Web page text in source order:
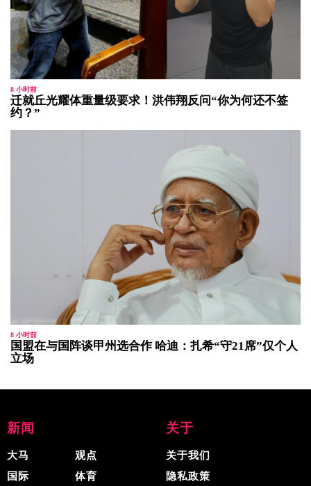
8 小时前
迁就丘光耀体重量级要求！洪伟翔反问“你为何还不签
约？”
8 小时前
国盟在与国阵谈甲州选合作 哈迪：扎希“守21席”仅个人
立场
新闻
大马
国际
观点
体育
关于
关于我们
隐私政策